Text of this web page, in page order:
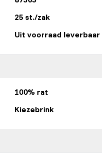
25 st./zak
Uit voorraad leverbaar
100% rat
Kiezebrink